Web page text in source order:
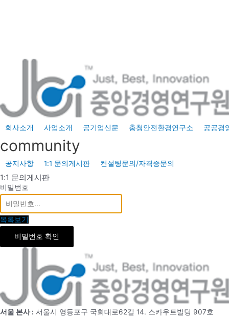
회사소개 사업소개 공기업신문 충청안전환경연구소 공공경
community
공지사항 1:1 문의게시판 컨설팅문의/자격증문의
1:1 문의게시판
비밀번호
목록보기
비밀번호 확인
서울 본사 : 서울시 영등포구 국회대로62길 14. 스카우트빌딩 907호